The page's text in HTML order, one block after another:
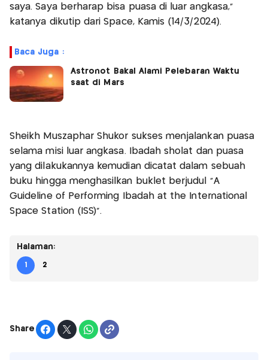
saya. Saya berharap bisa puasa di luar angkasa,"
katanya dikutip dari Space, Kamis (14/3/2024).
Baca Juga :
Astronot Bakal Alami Pelebaran Waktu
saat di Mars
Sheikh Muszaphar Shukor sukses menjalankan puasa
selama misi luar angkasa. Ibadah sholat dan puasa
yang dilakukannya kemudian dicatat dalam sebuah
buku hingga menghasilkan buklet berjudul "A
Guideline of Performing Ibadah at the International
Space Station (ISS)".
Halaman:
1 2
Share